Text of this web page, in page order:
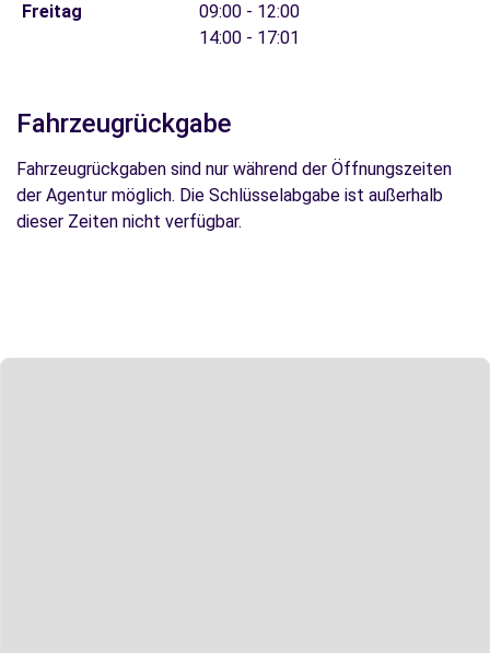
Freitag
09:00 - 12:00
14:00 - 17:01
Fahrzeugrückgabe
Fahrzeugrückgaben sind nur während der Öffnungszeiten
der Agentur möglich. Die Schlüsselabgabe ist außerhalb
dieser Zeiten nicht verfügbar.